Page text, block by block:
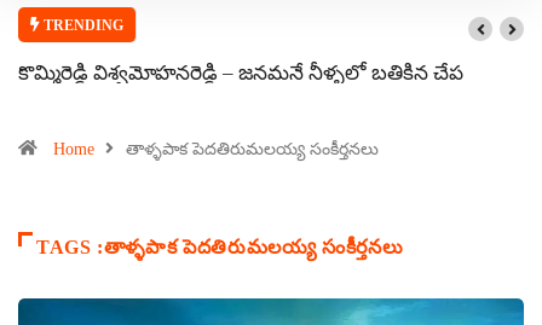
TRENDING
కొమ్మిరెడ్డి విశ్వమోహనరెడ్డి – జనమనే నీళ్ళలో బతికిన చేప
Home తాళ్ళపాక పెదతిరుమలయ్య సంకీర్తనలు
TAGS :తాళ్ళపాక పెదతిరుమలయ్య సంకీర్తనలు